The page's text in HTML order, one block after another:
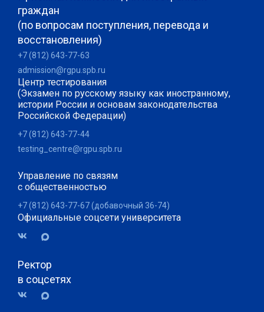
граждан
(по вопросам поступления, перевода и
восстановления)
+7 (812) 643-77-63
admission@rgpu.spb.ru
Центр тестирования
(Экзамен по русскому языку как иностранному,
истории России и основам законодательства
Российской Федерации)
+7 (812) 643-77-44
testing_centre@rgpu.spb.ru
Управление по связям
с общественностью
+7 (812) 643-77-67 (добавочный 36-74)
Официальные соцсети университета
Ректор
в соцсетях